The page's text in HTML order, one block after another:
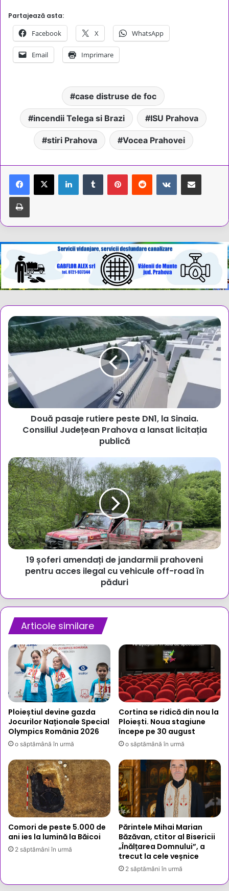
Partajează asta:
Facebook X WhatsApp
Email Imprimare
case distruse de foc
incendii Telega si Brazi ISU Prahova
stiri Prahova Vocea Prahovei
LinkedInTumblr PinterestReddit VKontakteShare via Email
Tipărește
Două
pasaje
rutiere
peste
DN1,
la
Sinaia.
Consiliul
Județean
Prahova
publică
Două pasaje rutiere peste DN1, la Sinaia.
Consiliul Județean Prahova a lansat licitația
publică
19
șoferi
amendați
de
jandarmii
prahoveni
pentru
acces
ilegal
vehicule
în
19 șoferi amendați de jandarmii prahoveni
pentru acces ilegal cu vehicule off-road în
păduri
Articole similare
Ploieștiul devine gazda
Jocurilor Naționale Special
Olympics România 2026
o săptămână în urmă
Cortina se ridică din nou la
Ploiești. Noua stagiune
începe pe 30 august
o săptămână în urmă
Comori de peste 5.000 de
ani ies la lumină la Băicoi
2 săptămâni în urmă
Părintele Mihai Marian
Băzăvan, ctitor al Bisericii
„Înălțarea Domnului”, a
trecut la cele veșnice
2 săptămâni în urmă